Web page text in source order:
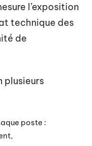
l’exposition
technique des
de
plusieurs
poste :